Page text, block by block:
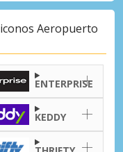
Aeropuerto
ENTERPRISE
KEDDY